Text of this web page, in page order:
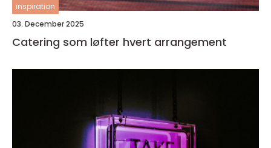
inspiration
03. December 2025
Catering som løfter hvert arrangement